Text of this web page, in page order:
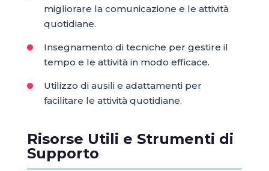
migliorare la comunicazione e le attività
quotidiane.
Insegnamento di tecniche per gestire il
tempo e le attività in modo efficace.
Utilizzo di ausili e adattamenti per
facilitare le attività quotidiane.
Risorse Utili e Strumenti di
Supporto